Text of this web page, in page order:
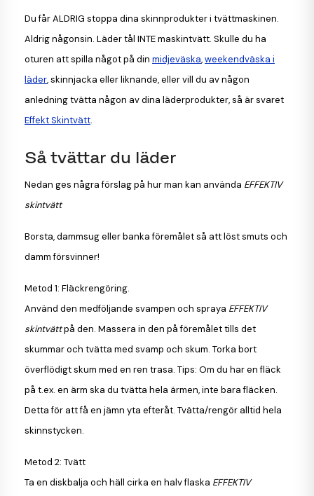
Du får ALDRIG stoppa dina skinnprodukter i tvättmaskinen.
Aldrig någonsin. Läder tål INTE maskintvätt. Skulle du ha
oturen att spilla något på din midjeväska,weekendväska i
läder, skinnjacka eller liknande, eller vill du av någon
anledning tvätta någon av dina läderprodukter, så är svaret
Effekt Skintvätt.
Så tvättar du läder
Nedan ges några förslag på hur man kan använda EFFEKTIV
skintvätt
Borsta, dammsug eller banka föremålet så att löst smuts och
damm försvinner!
Metod 1: Fläckrengöring.
Använd den medföljande svampen och spraya EFFEKTIV
skintvättpå den. Massera in den på föremålet tills det
skummar och tvätta med svamp och skum. Torka bort
överflödigt skum med en ren trasa. Tips: Om du har en fläck
på t.ex. en ärm ska du tvätta hela ärmen, inte bara fläcken.
Detta för att få en jämn yta efteråt. Tvätta/rengör alltid hela
skinnstycken.
Metod 2: Tvätt
Ta en diskbalja och häll cirka en halv flaska EFFEKTIV